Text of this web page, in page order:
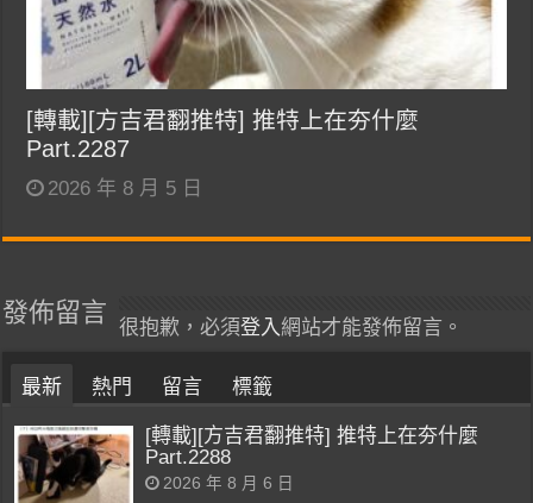
[轉載][方吉君翻推特] 推特上在夯什麼
Part.2287
2026 年 8 月 5 日
發佈留言
很抱歉，必須登入網站才能發佈留言。
最新 熱門 留言 標籤
[轉載][方吉君翻推特] 推特上在夯什麼
Part.2288
2026 年 8 月 6 日